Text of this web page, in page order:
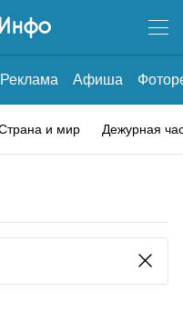
Реклама Афиша
и мир Дежурная